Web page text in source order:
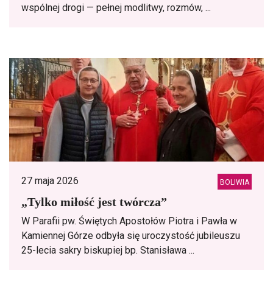
wspólnej drogi — pełnej modlitwy, rozmów, ...
27 maja 2026 BOLIWIA
„Tylko miłość jest twórcza”
W Parafii pw. Świętych Apostołów Piotra i Pawła w
Kamiennej Górze odbyła się uroczystość jubileuszu
25-lecia sakry biskupiej bp. Stanisława ...